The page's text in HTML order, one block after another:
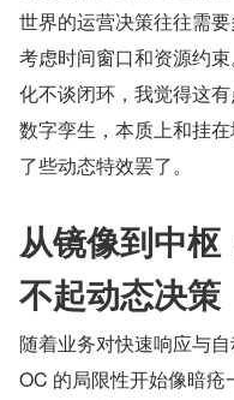
世界的运营决策往往需
考虑时间窗口和资源约
化不谈闭环，我觉得这
数字孪生，本质上和挂
了些动态特效罢了。
从镜像到中
不起动态决策
随着业务对快速响应与
OC 的局限性开始像暗